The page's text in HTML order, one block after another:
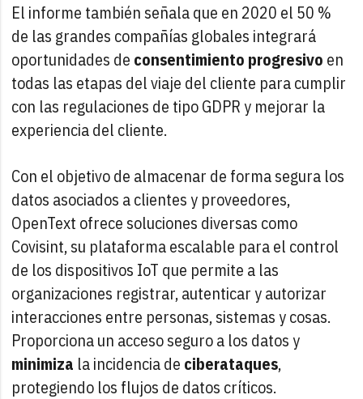
El informe también señala que en 2020 el 50 %
de las grandes compañías globales integrará
oportunidades de consentimiento progresivo en
todas las etapas del viaje del cliente para cumplir
con las regulaciones de tipo GDPR y mejorar la
experiencia del cliente.
Con el objetivo de almacenar de forma segura los
datos asociados a clientes y proveedores,
OpenText ofrece soluciones diversas como
Covisint, su plataforma escalable para el control
de los dispositivos IoT que permite a las
organizaciones registrar, autenticar y autorizar
interacciones entre personas, sistemas y cosas.
Proporciona un acceso seguro a los datos y
minimiza la incidencia de ciberataques,
protegiendo los flujos de datos críticos.